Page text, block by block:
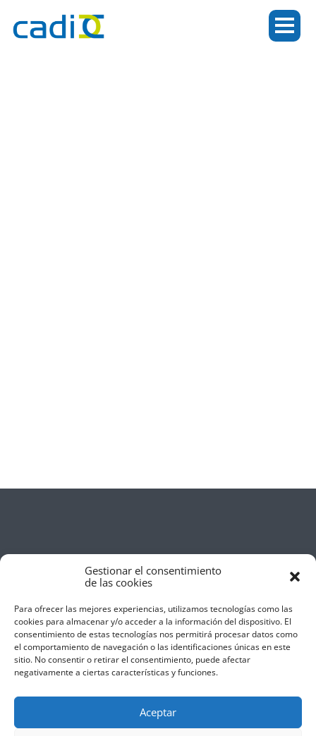
Gestionar el consentimiento
de las cookies
Para ofrecer las mejores experiencias, utilizamos tecnologías como las
cookies para almacenar y/o acceder a la información del dispositivo. El
consentimiento de estas tecnologías nos permitirá procesar datos como
el comportamiento de navegación o las identificaciones únicas en este
sitio. No consentir o retirar el consentimiento, puede afectar
negativamente a ciertas características y funciones.
Aceptar
Aviso Legal
Política de privadidad
Política de cookies